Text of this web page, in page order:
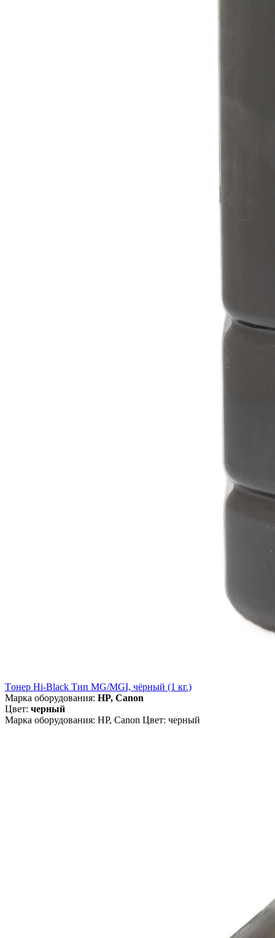
Tонер Hi-Black Тип MG/MGI, чёрный (1 кг.)
Марка оборудования: HP, Canon
Цвет: черный
Марка оборудования: HP, Canon Цвет: черный